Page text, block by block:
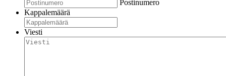
Postinumero
Kappalemäärä
Viesti